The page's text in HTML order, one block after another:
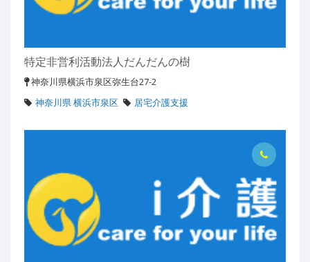
特定非営利活動法人だんだんの樹
神奈川県横浜市泉区弥生台27-2
神奈川県 横浜市泉区
居宅介護支援